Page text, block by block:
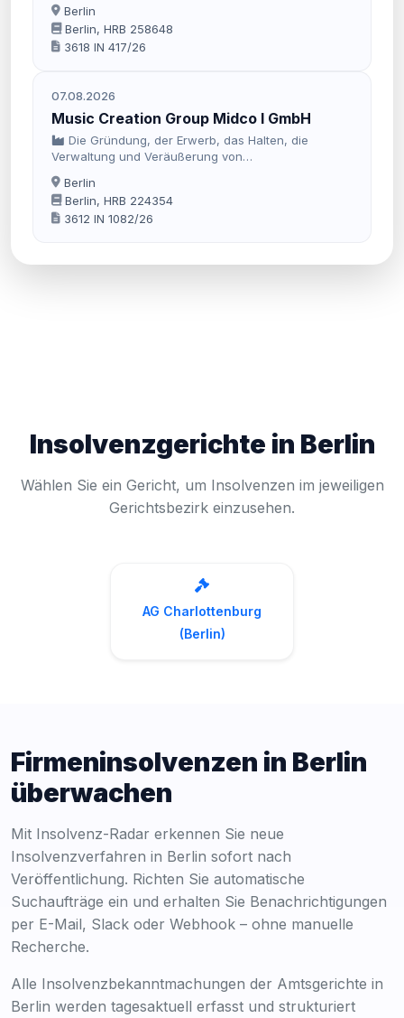
Berlin
Berlin, HRB 258648
3618 IN 417/26
07.08.2026
Music Creation Group Midco I GmbH
Die Gründung, der Erwerb, das Halten, die
Verwaltung und Veräußerung von
Unternehmensbeteiligungen, insbesondere in der
Branche der Entwicklung, Vermarktung und des
Vertriebs von Software, Hardware sowie
Dienstleistungen in den Bereichen Musik und
Berlin
Berlin, HRB 224354
3612 IN 1082/26
Insolvenzgerichte in Berlin
Wählen Sie ein Gericht, um Insolvenzen im jeweiligen
Gerichtsbezirk einzusehen.
AG Charlottenburg
(Berlin)
Firmeninsolvenzen in Berlin
überwachen
Mit Insolvenz-Radar erkennen Sie neue
Insolvenzverfahren in Berlin sofort nach
Veröffentlichung. Richten Sie automatische
Suchaufträge ein und erhalten Sie Benachrichtigungen
per E-Mail, Slack oder Webhook – ohne manuelle
Recherche.
Alle Insolvenzbekanntmachungen der Amtsgerichte in
Berlin werden tagesaktuell erfasst und strukturiert